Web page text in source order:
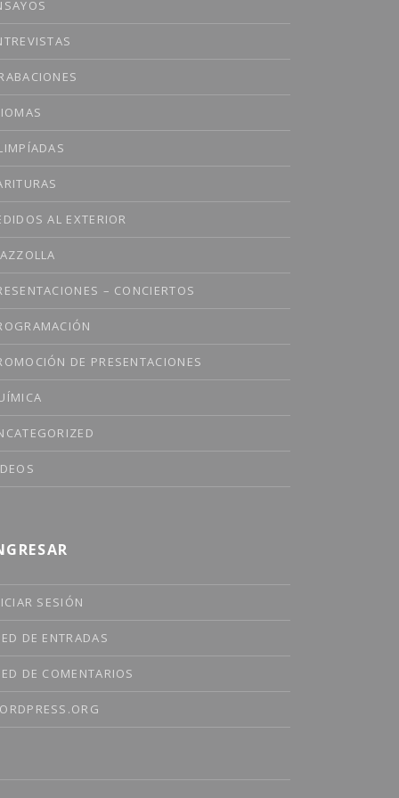
AL EXTERIOR
– CONCIERTOS
DE PRESENTACIONES
SESIÓN
DE ENTRADAS
DE COMENTARIOS